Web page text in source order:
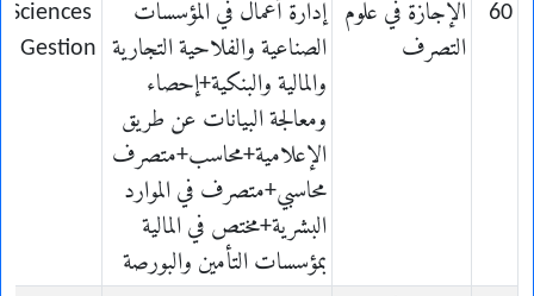
60
الإجازة في علوم
التصرف
إدارة أعمال في المؤسسات
الصناعية والفلاحية التجارية
والمالية والبنكية+إحصاء
ومعالجة البيانات عن طريق
الإعلامية+محاسب+متصرف
محاسبي+متصرف في الموارد
البشرية+مختص في المالية
بمؤسسات التأمين والبورصة
Sciences
Gestion